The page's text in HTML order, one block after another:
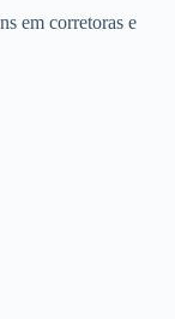
em corretoras e